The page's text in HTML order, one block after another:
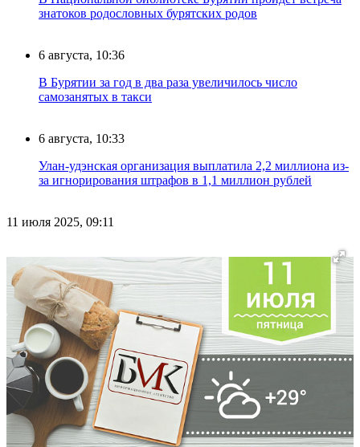
знатоков родословных бурятских родов
6 августа, 10:36
В Бурятии за год в два раза увеличилось число
самозанятых в такси
6 августа, 10:33
Улан-удэнская организация выплатила 2,2 миллиона из-
за игнорирования штрафов в 1,1 миллион рублей
11 июля 2025, 09:11